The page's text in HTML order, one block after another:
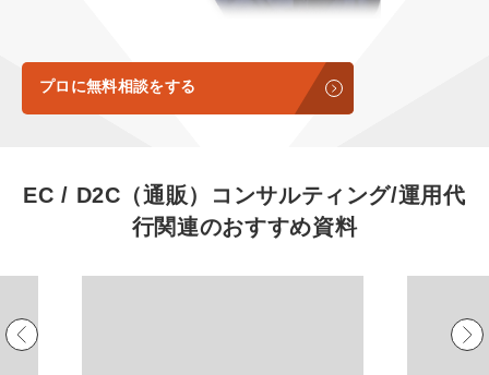
動画ディレクター
マーケマネージャー
カスタマーサクセスマネージャー
プロに無料相談をする
EC / D2C（通販）コンサルティング/運用代
行関連のおすすめ資料